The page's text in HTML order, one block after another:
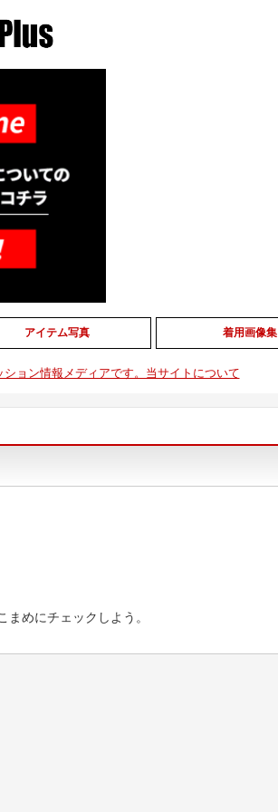
アイテム写真 着用画像集
ョン情報メディアです。当サイトについて
めにチェックしよう。